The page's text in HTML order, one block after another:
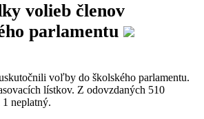
volieb členov
parlamentu
voľby do školského parlamentu.
lístkov. Z odovzdaných 510
neplatný.